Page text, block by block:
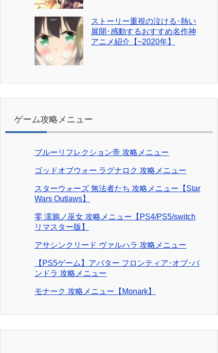
ストーリー重視の泣ける･熱い
展開･感動するおすすめ名作神
アニメ紹介【~2020年】
ゲーム攻略メニュー
ブルーリフレクション帝 攻略メニュー
ゴッドオブウォー ラグナロク 攻略メニュー
スターウォーズ 無法者たち 攻略メニュー【Star
Wars Outlaws】
零 濡鴉ノ巫女 攻略メニュー【PS4/PS5/switch
リマスター版】
アサシンクリード ヴァルハラ 攻略メニュー
【PS5ゲーム】アバター フロンティア･オブ･パ
ンドラ 攻略メニュー
モナーク 攻略メニュー【Monark】